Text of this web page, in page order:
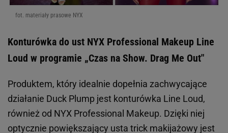
fot. materiały prasowe NYX
Konturówka do ust NYX Professional Makeup Line
Loud w programie „Czas na Show. Drag Me Out"
Produktem, który idealnie dopełnia zachwycające
działanie Duck Plump jest konturówka Line Loud,
również od NYX Professional Makeup. Dzięki niej
optycznie powiększający usta trick makijażowy jest